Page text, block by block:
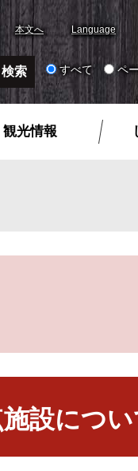
本文へ Language
すべて ペ
観光情報
設につ